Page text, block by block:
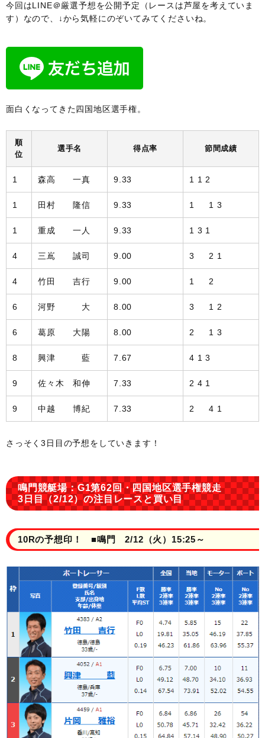
今回はLINE＠厳選予想を公開予定（レースは芦屋を考えていま
す）なので、↓から気軽にのぞいてみてくださいね。
面白くなってきた四国地区選手権。
順
位
選手名 得点率 節間成績
1 森高 一真 9.33 1 1 2
1 田村 隆信 9.33 1 1 3
1 重成 一人 9.33 1 3 1
4 三嶌 誠司 9.00 3 2 1
4 竹田 吉行 9.00 1 2
6 河野 大 8.00 3 1 2
6 葛原 大陽 8.00 2 1 3
8 興津 藍 7.67 4 1 3
9 佐々木 和伸 7.33 2 4 1
9 中越 博紀 7.33 2 4 1
さっそく3日目の予想をしていきます！
鳴門競艇場：G1第62回・四国地区選手権競走
3日目（2/12）の注目レースと買い目
10Rの予想印！ ■鳴門 2/12（火）15:25～